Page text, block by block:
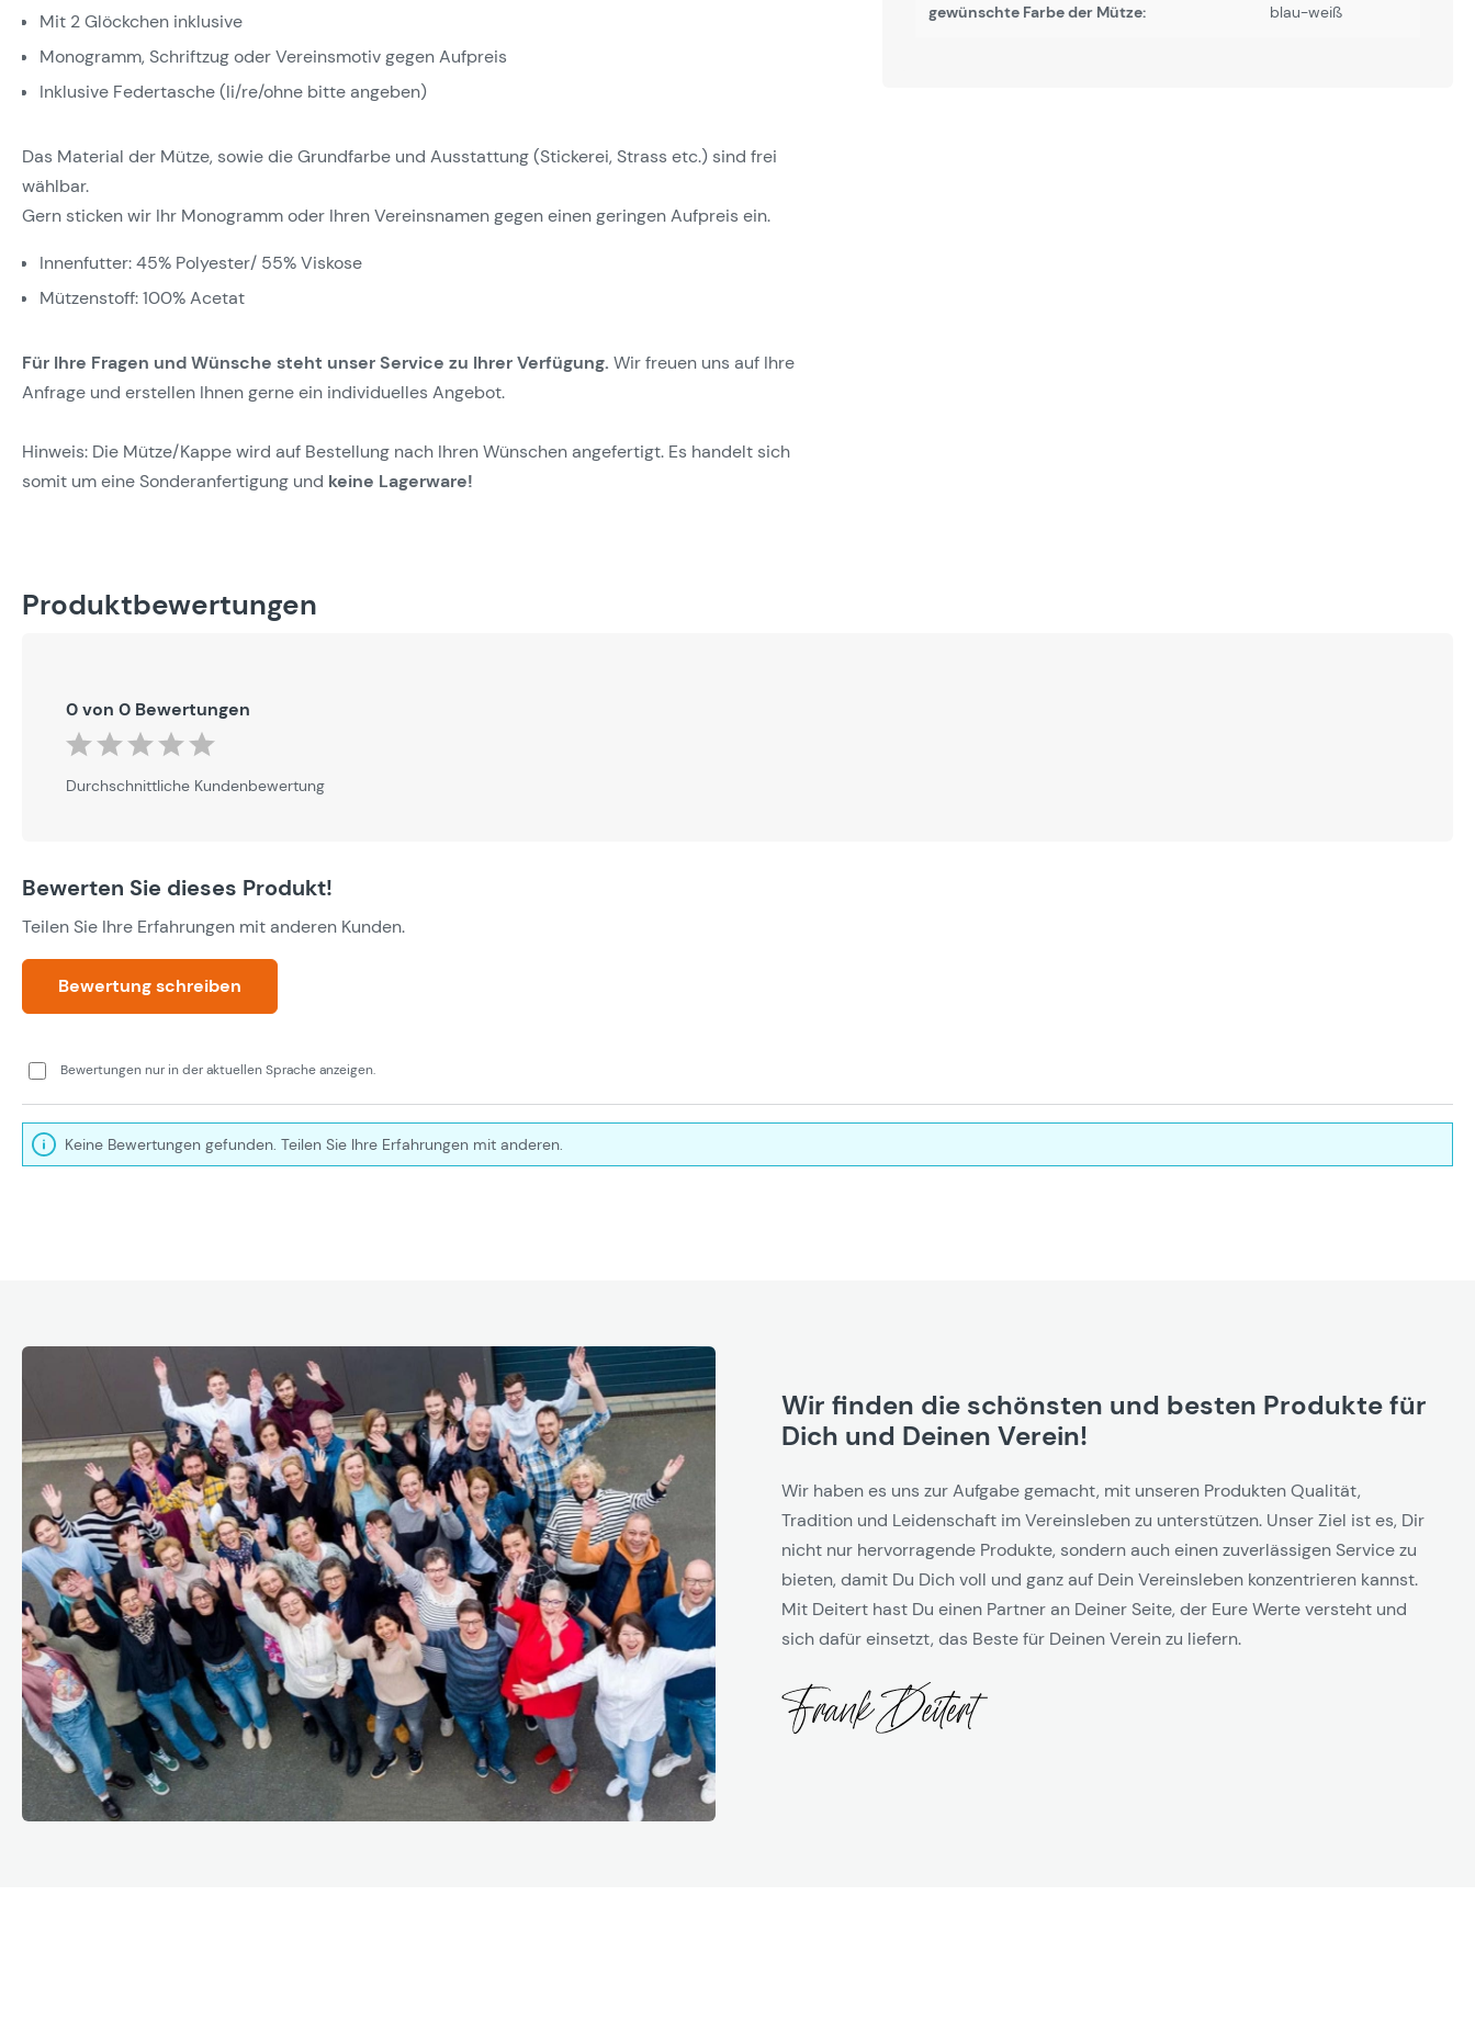
Mit 2 Glöckchen inklusive
Monogramm, Schriftzug oder Vereinsmotiv gegen Aufpreis
Inklusive Federtasche (li/re/ohne bitte angeben)
Das Material der Mütze, sowie die Grundfarbe und Ausstattung (Stickerei, Strass etc.) sind frei
wählbar.
Gern sticken wir Ihr Monogramm oder Ihren Vereinsnamen gegen einen geringen Aufpreis ein.
Innenfutter: 45% Polyester/ 55% Viskose
Mützenstoff: 100% Acetat
Für Ihre Fragen und Wünsche steht unser Service zu Ihrer Verfügung. Wir freuen uns auf Ihre
Anfrage und erstellen Ihnen gerne ein individuelles Angebot.
Hinweis: Die Mütze/Kappe wird auf Bestellung nach Ihren Wünschen angefertigt. Es handelt sich
somit um eine Sonderanfertigung und keine Lagerware!
gewünschte Farbe der Mütze: blau-weiß
Produktbewertungen
0 von 0 Bewertungen
Durchschnittliche Bewertung von 0 von 5 Sternen
Durchschnittliche Kundenbewertung
Bewerten Sie dieses Produkt!
Teilen Sie Ihre Erfahrungen mit anderen Kunden.
Bewertung schreiben
Bewertungen nur in der aktuellen Sprache anzeigen.
Keine Bewertungen gefunden. Teilen Sie Ihre Erfahrungen mit anderen.
Wir finden die schönsten und besten Produkte für
Dich und Deinen Verein!
Wir haben es uns zur Aufgabe gemacht, mit unseren Produkten Qualität,
Tradition und Leidenschaft im Vereinsleben zu unterstützen. Unser Ziel ist es, Dir
nicht nur hervorragende Produkte, sondern auch einen zuverlässigen Service zu
bieten, damit Du Dich voll und ganz auf Dein Vereinsleben konzentrieren kannst.
Mit Deitert hast Du einen Partner an Deiner Seite, der Eure Werte versteht und
sich dafür einsetzt, das Beste für Deinen Verein zu liefern.